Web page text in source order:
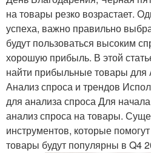
на товары резко возрастает.
успеха, важно правильно
будут пользоваться высоким
хорошую прибыль. В этой
найти прибыльные товары для
Анализ спроса и трендов
для анализа спроса Для
анализ спроса на товары.
инструментов, которые
товары будут популярны в Q4